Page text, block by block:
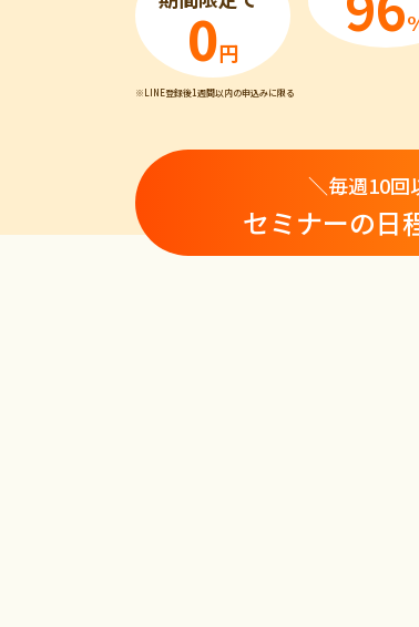
0円
※LINE登録後1週間以内の申込みに限る
＼毎週10回
セミナーの日